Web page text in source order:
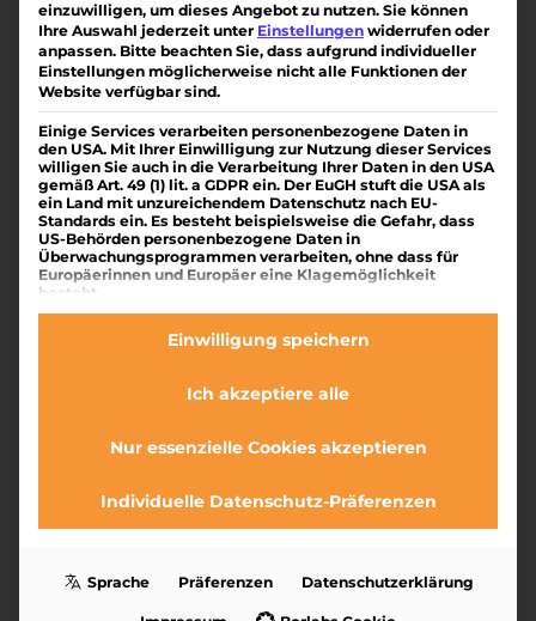
Rechnet sich das überhaupt? | DIE
HAUSERS – Das Immobilienmagazin
vonMike Hauser|März 4, 2025|Blog
Rechnet sich das überhaupt? | DIE HAUSERS –
Das Immobilienmagazin geschrieben von Mike
Hauser Rechnet sich das überhaupt?“ Diese
Frage haben wir in den letzten Jahren oft
gehört – von Kollegen, von Kunden und jetzt
sogar von unserer Druckerei. Aber für uns geht
es um...
einzuwilligen, um dieses Angebot zu nutzen. Sie können
Ihre Auswahl jederzeit unter Einstellungen widerrufen oder
anpassen. Bitte beachten Sie, dass aufgrund individueller
Einstellungen möglicherweise nicht alle Funktionen der
Website verfügbar sind.
Einige Services verarbeiten personenbezogene Daten in
den USA. Mit Ihrer Einwilligung zur Nutzung dieser Services
willigen Sie auch in die Verarbeitung Ihrer Daten in den USA
gemäß Art. 49 (1) lit. a GDPR ein. Der EuGH stuft die USA als
ein Land mit unzureichendem Datenschutz nach EU-
Standards ein. Es besteht beispielsweise die Gefahr, dass
US-Behörden personenbezogene Daten in
Überwachungsprogrammen verarbeiten, ohne dass für
Europäerinnen und Europäer eine Klagemöglichkeit
besteht.
Essenzielle Services ermöglichen grundlegende
Funktionieren der Website erforderlich.
Statistik-Cookies sammeln Nutzungsdaten, die uns
unserer Website umgehen.
Marketing
anzuzeigen. Sie tun dies, indem sie Besucher über
Websites hinweg verfolgen.
Einwilligung speichern
Ich akzeptiere alle
Nur essenzielle Cookies akzeptieren
Individuelle Datenschutz-Präferenzen
Sprache Präferenzen Datenschutzerklärung